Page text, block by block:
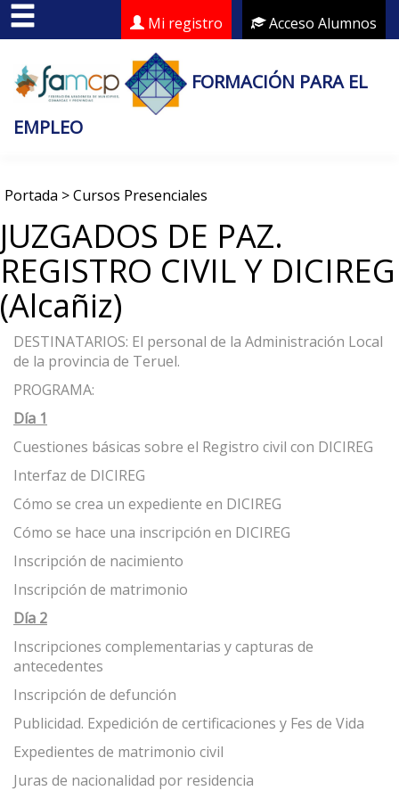
Acceso Alumnos
Mi registro
FORMACIÓN PARA EL
EMPLEO
Portada >Cursos Presenciales
JUZGADOS DE PAZ.
REGISTRO CIVIL Y DICIREG
(Alcañiz)
DESTINATARIOS: El personal de la Administración Local
de la provincia de Teruel.
PROGRAMA:
Día 1
Cuestiones básicas sobre el Registro civil con DICIREG
Interfaz de DICIREG
Cómo se crea un expediente en DICIREG
Cómo se hace una inscripción en DICIREG
Inscripción de nacimiento
Inscripción de matrimonio
Día 2
Inscripciones complementarias y capturas de
antecedentes
Inscripción de defunción
Publicidad. Expedición de certificaciones y Fes de Vida
Expedientes de matrimonio civil
Juras de nacionalidad por residencia